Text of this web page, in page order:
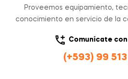
Proveemos equipamiento,
conocimiento en servicio de la
Comunícate
(+593) 99